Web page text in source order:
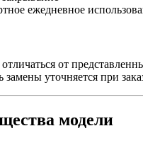
ежедневное
от
уточняется при
модели